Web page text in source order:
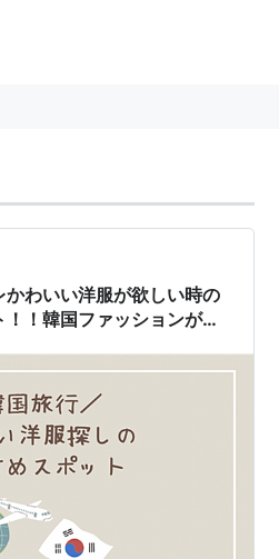
かわいい洋服が欲しい時の
！韓国ファッションが好